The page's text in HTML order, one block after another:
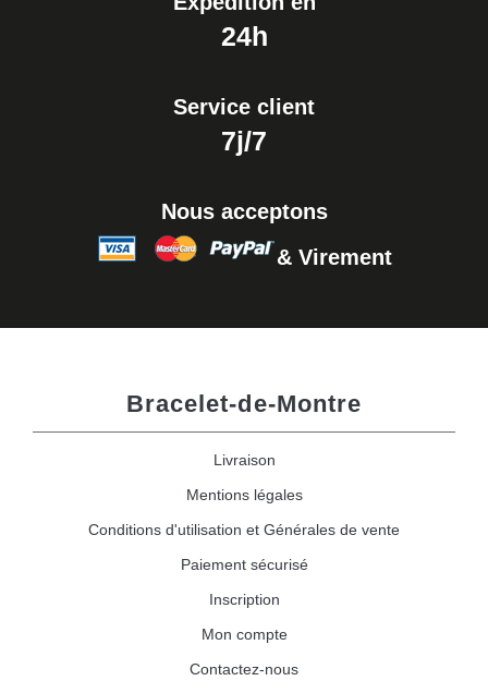
24h
Service client
7j/7
Nous acceptons
& Virement
Bracelet-de-Montre
Livraison
Mentions légales
Conditions d'utilisation et Générales de vente
Paiement sécurisé
Inscription
Mon compte
Contactez-nous